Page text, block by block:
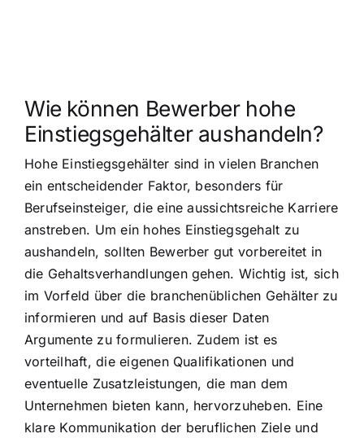
Wie können Bewerber hohe
Einstiegsgehälter aushandeln?
Hohe Einstiegsgehälter sind in vielen Branchen
ein entscheidender Faktor, besonders für
Berufseinsteiger, die eine aussichtsreiche Karriere
anstreben. Um ein hohes Einstiegsgehalt zu
aushandeln, sollten Bewerber gut vorbereitet in
die Gehaltsverhandlungen gehen. Wichtig ist, sich
im Vorfeld über die branchenüblichen Gehälter zu
informieren und auf Basis dieser Daten
Argumente zu formulieren. Zudem ist es
vorteilhaft, die eigenen Qualifikationen und
eventuelle Zusatzleistungen, die man dem
Unternehmen bieten kann, hervorzuheben. Eine
klare Kommunikation der beruflichen Ziele und